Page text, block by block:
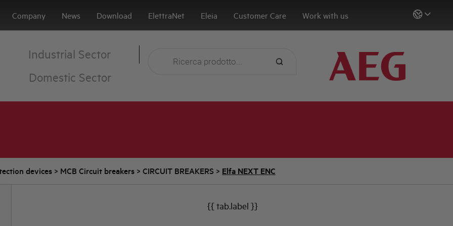
Company News Download ElettraNet Eleia Customer Care Work with us
Industrial Sector
Domestic Sector
devices > MCB Circuit breakers > CIRCUIT BREAKERS > Elfa NEXT ENC
{{ tab.label }}